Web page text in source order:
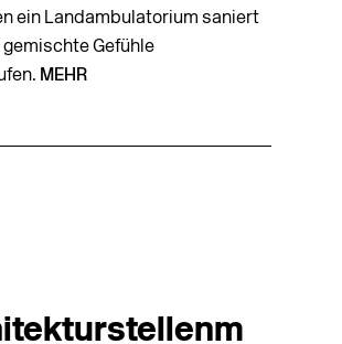
ein Landambulatorium saniert
Gefühle
MEHR